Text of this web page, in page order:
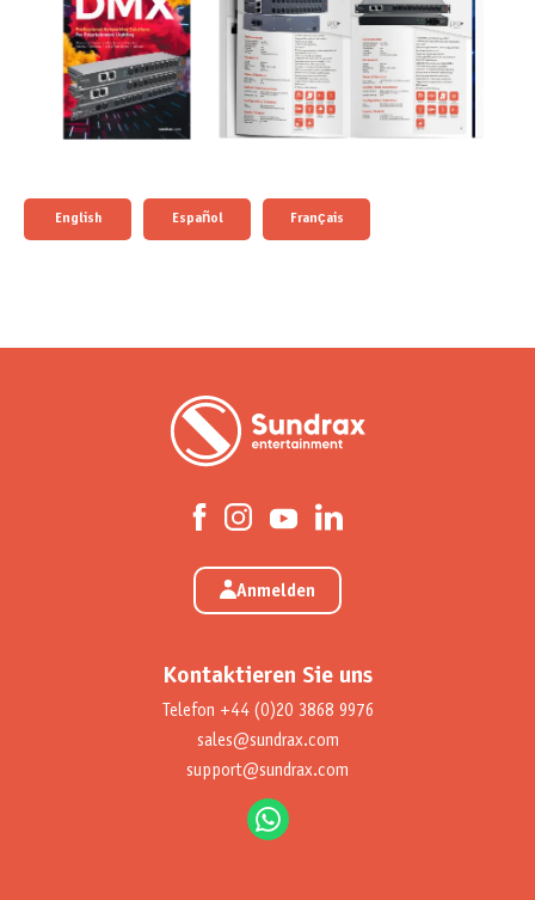
English Español Français
Anmelden
Kontaktieren Sie uns
Telefon +44 (0)20 3868 9976
sales@sundrax.com
support@sundrax.com